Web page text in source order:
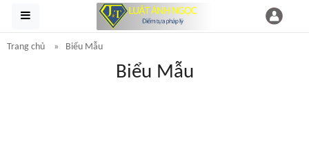
Trang chủ Biểu Mẫu
Biểu Mẫu